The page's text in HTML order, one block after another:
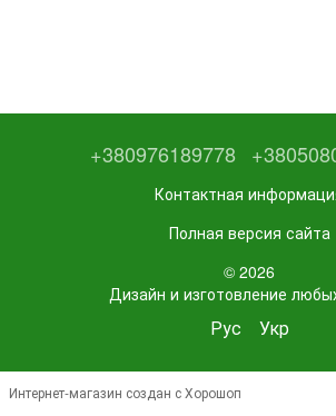
+380976189778
Контактная
Полная версия сайта
© 2026
Дизайн и изготовление
Рус Укр
Интернет-магазин создан с Хорошоп